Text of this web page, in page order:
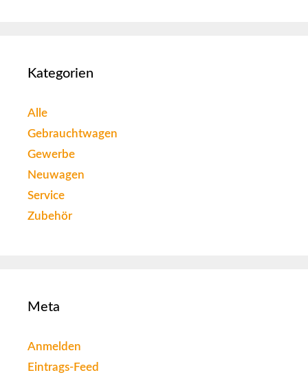
Kategorien
Alle
Gebrauchtwagen
Gewerbe
Neuwagen
Service
Zubehör
Meta
Anmelden
Eintrags-Feed